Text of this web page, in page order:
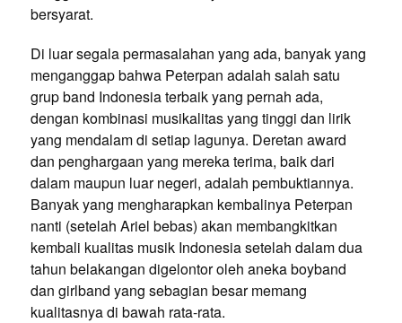
bersyarat.
Di luar segala permasalahan yang ada, banyak yang
menganggap bahwa Peterpan adalah salah satu
grup band Indonesia terbaik yang pernah ada,
dengan kombinasi musikalitas yang tinggi dan lirik
yang mendalam di setiap lagunya. Deretan award
dan penghargaan yang mereka terima, baik dari
dalam maupun luar negeri, adalah pembuktiannya.
Banyak yang mengharapkan kembalinya Peterpan
nanti (setelah Ariel bebas) akan membangkitkan
kembali kualitas musik Indonesia setelah dalam dua
tahun belakangan digelontor oleh aneka boyband
dan girlband yang sebagian besar memang
kualitasnya di bawah rata-rata.